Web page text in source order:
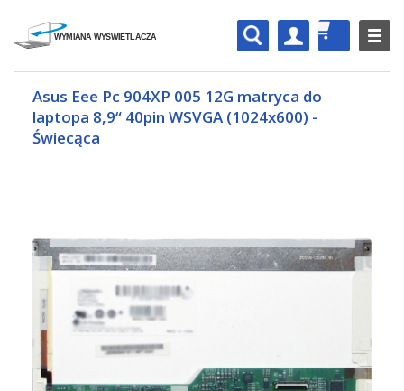
Asus Eee Pc 904XP 005 12G matryca do
laptopa 8,9“ 40pin WSVGA (1024x600) -
Świecąca